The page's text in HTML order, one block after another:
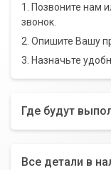
1. Позвоните нам
звонок.
2. Опишите Вашу
3. Назначьте
Где будут
Все детали в